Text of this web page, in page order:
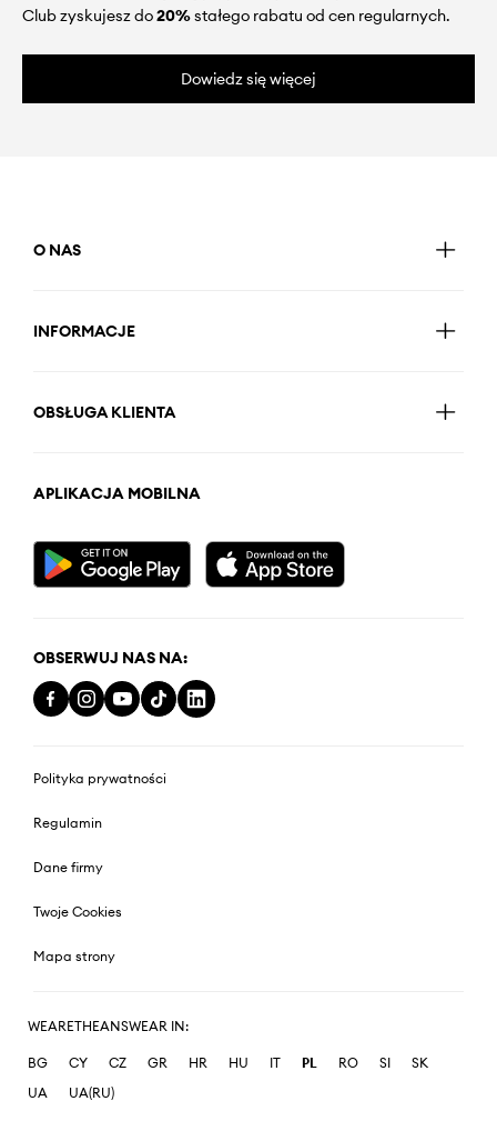
Club zyskujesz do20%stałego rabatu od cen regularnych.
Dowiedz się więcej
O NAS
INFORMACJE
OBSŁUGA KLIENTA
APLIKACJA MOBILNA
OBSERWUJ NAS NA:
Polityka prywatności
Regulamin
Dane firmy
Twoje Cookies
Mapa strony
WEARETHEANSWEAR IN:
BG CY CZ GR HR HU IT PL RO SI
SK
UA
UA(RU)